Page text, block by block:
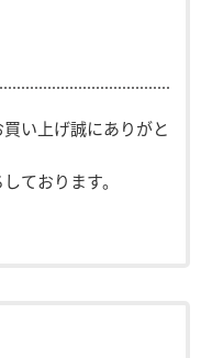
い上げ誠にありがと
ております。